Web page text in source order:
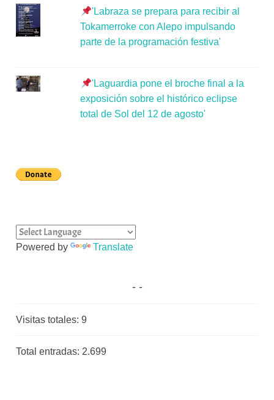
'Labraza se prepara para recibir al
Tokamerroke con Alepo impulsando
parte de la programación festiva'
'Laguardia pone el broche final a la
exposición sobre el histórico eclipse
total de Sol del 12 de agosto'
Powered by Translate
Visitas totales:9
Total entradas: 2.699